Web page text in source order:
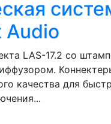
Audio
LAS-17.2 со
качества для